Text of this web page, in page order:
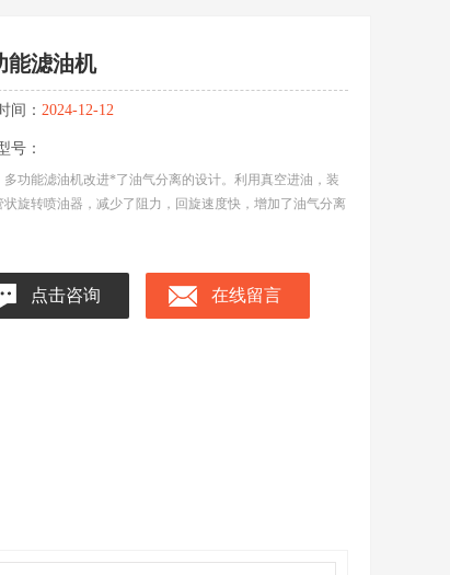
能滤油机
间： 2024-12-12
号：
多功能滤油机改进*了油气分离的设计。利用真空进油，装
状旋转喷油器，减少了阻力，回旋速度快，增加了油气分离
点击咨询 在线留言